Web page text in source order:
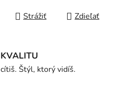
Strážiť Zdieľať
Štýl, ktorý vidíš.